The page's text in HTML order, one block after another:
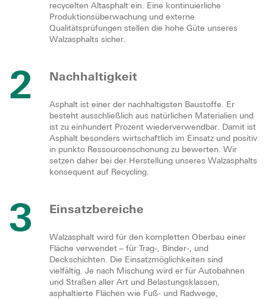
recycelten Altasphalt ein. Eine kontinuierliche
Produktionsüberwachung und externe
Qualitätsprüfungen stellen die hohe Güte unseres
Walzasphalts sicher.
2 Nachhaltigkeit
Asphalt ist einer der nachhaltigsten Baustoffe. Er
besteht ausschließlich aus natürlichen Materialien und
ist zu einhundert Prozent wiederverwendbar. Damit ist
Asphalt besonders wirtschaftlich im Einsatz und positiv
in punkto Ressourcenschonung zu bewerten. Wir
setzen daher bei der Herstellung unseres Walzasphalts
konsequent auf Recycling.
3 Einsatzbereiche
Walzasphalt wird für den kompletten Oberbau einer
Fläche verwendet – für Trag-, Binder-, und
Deckschichten. Die Einsatzmöglichkeiten sind
vielfältig. Je nach Mischung wird er für Autobahnen
und Straßen aller Art und Belastungsklassen,
asphaltierte Flächen wie Fuß- und Radwege,